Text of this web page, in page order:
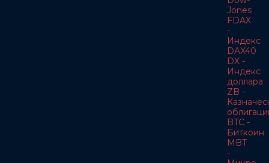
Jones
FDAX
-
Индекс
DAX40
DX -
Индекс
доллара
ZB -
BTC -
Биткоин
MBT
-